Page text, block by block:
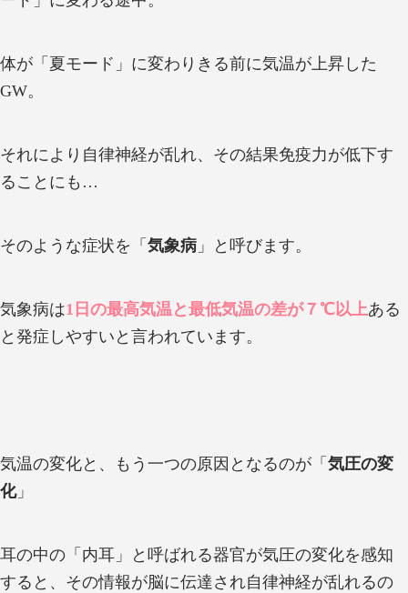
体が「夏モード」に変わりきる前に気温が上昇した
GW。
それにより自律神経が乱れ、その結果免疫力が低下す
ることにも…
そのような症状を「 気象病 」と呼びます。
気象病は1日の最高気温と最低気温の差が７℃以上ある
と発症しやすいと言われています。
気温の変化と、もう一つの原因となるのが「 気圧の変
化」
耳の中の「内耳」と呼ばれる器官が気圧の変化を感知
すると、その情報が脳に伝達され自律神経が乱れるの